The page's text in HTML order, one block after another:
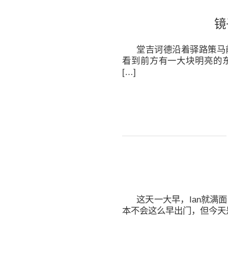
堂吉诃德沿着驿路策
看到前方有一大块明亮的
[…]
这天一大早，Ian就满
本不会这么早出门，但今